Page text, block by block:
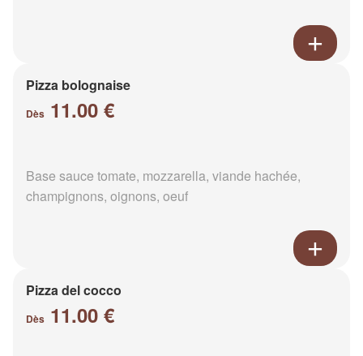
Pizza bolognaise
Dès 11.00 €
Base sauce tomate, mozzarella, viande hachée,
champignons, oignons, oeuf
Pizza del cocco
Dès 11.00 €